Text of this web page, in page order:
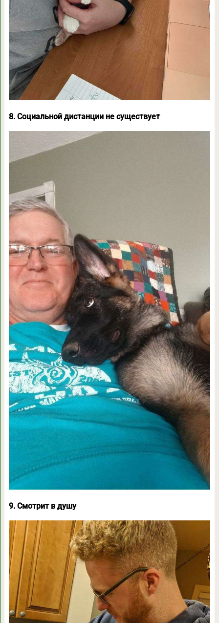
8. Социальной дистанции не существует
9. Смотрит в душу